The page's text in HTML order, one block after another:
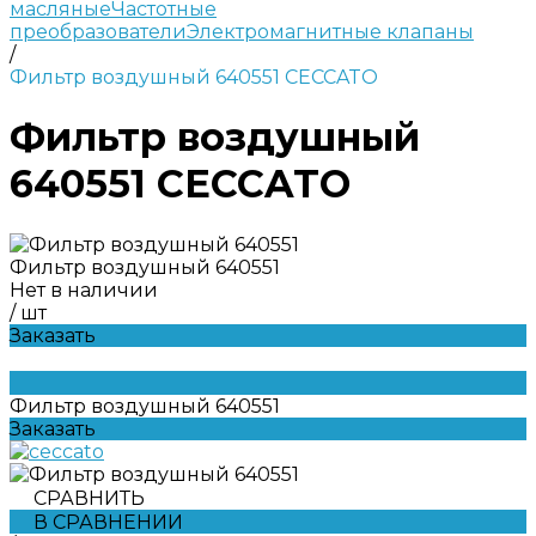
масляныеЧастотные
преобразователиЭлектромагнитные клапаны
/
Фильтр воздушный 640551 CECCATO
Фильтр воздушный
640551 CECCATO
Фильтр воздушный 640551
Нет в наличии
/ шт
Заказать
Фильтр воздушный 640551
Заказать
СРАВНИТЬ
В СРАВНЕНИИ